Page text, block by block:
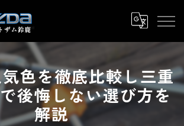
色を徹底比較し三重
後悔しない選び方を
解説